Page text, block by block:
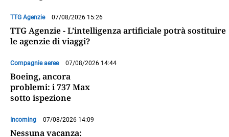
TTG Agenzie 07/08/2026 15:26
TTG Agenzie - L’intelligenza artificiale potrà sostituire
le agenzie di viaggi?
Compagnie aeree 07/08/2026 14:44
Boeing, ancora
problemi: i 737 Max
sotto ispezione
Incoming 07/08/2026 14:09
Nessuna vacanza: